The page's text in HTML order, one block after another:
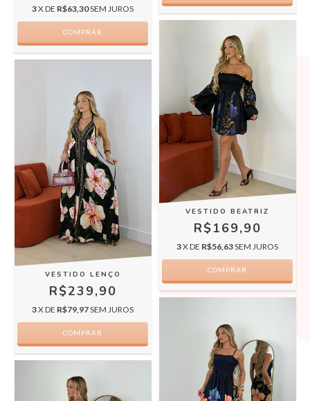
3X DE R$63,30SEM JUROS
COMPRAR
VESTIDO LENÇO
R$239,90
3X DE R$79,97SEM JUROS
COMPRAR
VESTIDO BEATRIZ
R$169,90
3X DE R$56,63SEM JUROS
COMPRAR